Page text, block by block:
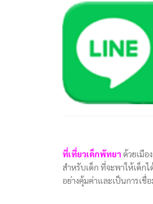
ที่เที่ยวเด็กพัทยาด้วยเมือ
สำหรับเด็ก ที่จะพาให้เด็ก
อย่างคุ้มค่าและเป็นการเ